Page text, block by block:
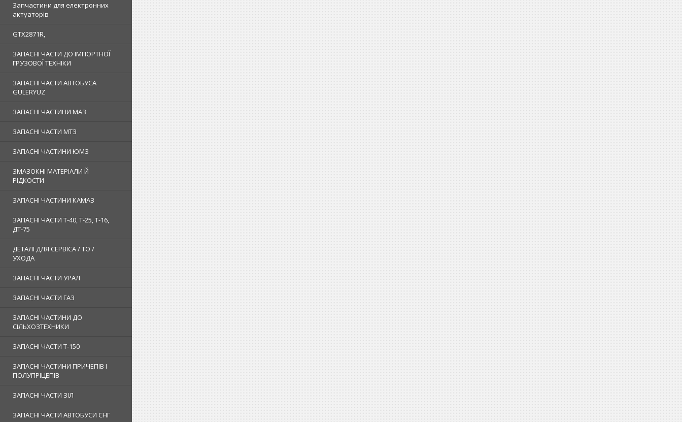
Запчастини для електронних
актуаторів
GTX2871R,
ЗАПАСНІ ЧАСТИ ДО ІМПОРТНОЇ
ГРУЗОВОЇ ТЕХНІКИ
ЗАПАСНІ ЧАСТИ АВТОБУСА
GULERYUZ
ЗАПАСНІ ЧАСТИНИ МАЗ
ЗАПАСНІ ЧАСТИ МТЗ
ЗАПАСНІ ЧАСТИНИ ЮМЗ
ЗМАЗОКНІ МАТЕРІАЛИ Й
РІДКОСТИ
ЗАПАСНІ ЧАСТИНИ КАМАЗ
ЗАПАСНІ ЧАСТИ Т-40, Т-25, Т-16,
ДТ-75
ДЕТАЛІ ДЛЯ СЕРВІСА / ТО /
УХОДА
ЗАПАСНІ ЧАСТИ УРАЛ
ЗАПАСНІ ЧАСТИ ГАЗ
ЗАПАСНІ ЧАСТИНИ ДО
СІЛЬХОЗТЕХНИКИ
ЗАПАСНІ ЧАСТИ Т-150
ЗАПАСНІ ЧАСТИНИ ПРИЧЕПІВ І
ПОЛУПРІЦЕПІВ
ЗАПАСНІ ЧАСТИ ЗІЛ
ЗАПАСНІ ЧАСТИ АВТОБУСИ СНГ